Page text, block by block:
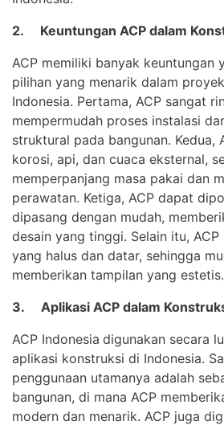
2. Keuntungan ACP dalam
ACP memiliki banyak keuntungan
pilihan yang menarik dalam
Indonesia. Pertama, ACP sangat
mempermudah proses instalasi
struktural pada bangunan. Kedua,
korosi, api, dan cuaca eksternal,
memperpanjang masa pakai dan
perawatan. Ketiga, ACP dapat
dipasang dengan mudah,
desain yang tinggi. Selain itu,
yang halus dan datar, sehingga
memberikan tampilan yang estetis.
3. Aplikasi ACP dalam
ACP Indonesia digunakan secara
aplikasi konstruksi di Indonesia.
penggunaan utamanya adalah
bangunan, di mana ACP
modern dan menarik. ACP juga